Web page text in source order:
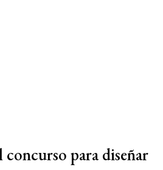
para diseñar